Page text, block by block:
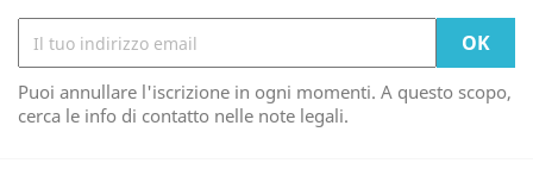
Puoi annullare l'iscrizione in ogni momenti. A questo scopo,
cerca le info di contatto nelle note legali.